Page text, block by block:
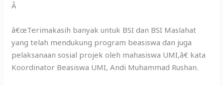
Â
â€œTerimakasih banyak untuk BSI dan BSI Maslahat
yang telah mendukung program beasiswa dan juga
pelaksanaan sosial projek oleh mahasiswa UMI,â€ kata
Koordinator Beasiswa UMI, Andi Muhammad Rushan.